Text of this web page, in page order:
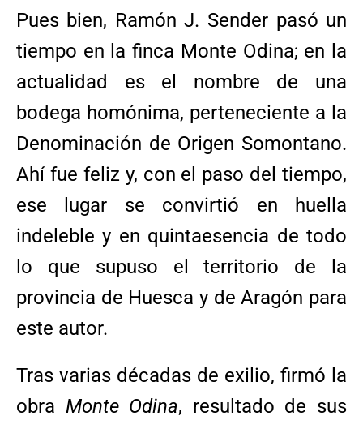
Pues bien, Ramón J. Sender pasó un
tiempo en la finca Monte Odina; en la
actualidad es el nombre de una
bodega homónima, perteneciente a la
Denominación de Origen Somontano.
Ahí fue feliz y, con el paso del tiempo,
ese lugar se convirtió en huella
indeleble y en quintaesencia de todo
lo que supuso el territorio de la
provincia de Huesca y de Aragón para
este autor.
Tras varias décadas de exilio, firmó la
obra Monte Odina, resultado de sus